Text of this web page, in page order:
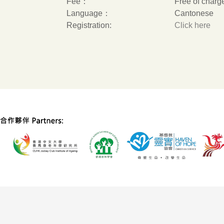
Language：
Cantonese
Registration:
Click here